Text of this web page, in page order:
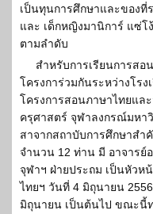
เป็นทุนการศึกษาและของที่
และ เด็กหญิงมานิการ์ แซ่โ
ตามลำดับ
สำหรับการเรียนการสอ
โครงการ่วมกันระหว่างโร
โครงการสอนภาษาไทยแ
ครุศาสตร์ จุฬาลงกรณ์มหา
สาจากสถาบับการศึกษาสำ
จำนวน 12 ท่าน มี อาจารย์
จุฬาฯ ฝ่ายประถม เป็นหัวห
ไทยฯ วันที่ 4 มิถุนายน
มิถุนายน เป็นต้นไป ขณะนี้ท